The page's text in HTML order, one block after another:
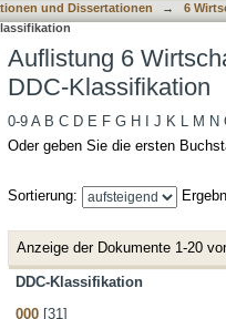
und Dissertationen → 6
Auflistung 6
DDC-Klassifikation
0-9 A B C D E F G H J K L M N
Oder geben Sie die ersten
Sortierung:
Anzeige der Dokumente 1-20
DDC-Klassifikation
000 [31]